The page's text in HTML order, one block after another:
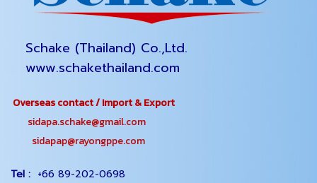
Schake (Thailand) Co.,Ltd.
www.schakethailand.com
Overseas contact / Import & Export
sidapa.schake@gmail.com
sidapap@rayongppe.com
Tel : +66 89-202-0698